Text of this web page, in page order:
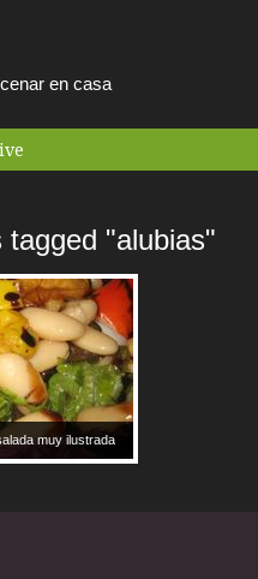
en casa
"alubias"
muy ilustrada